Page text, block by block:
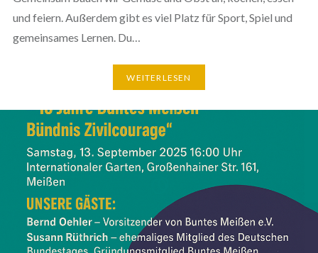
und feiern. Außerdem gibt es viel Platz für Sport, Spiel und
gemeinsames Lernen. Du…
WEITERLESEN